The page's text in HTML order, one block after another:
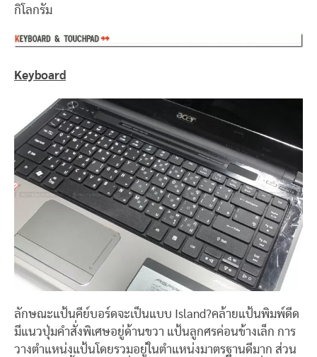
กิโลกรัม
Keyboard
ลักษณะแป้นคีย์บอร์ดจะเป็นแบบ Island?คล้ายแป้นพิมพ์ดีด
มีแนวปุ่มคำสั่งพิเศษอยู่ด้านขวา แป้นลูกศรค่อนข้างเล็ก การ
วางตำแหน่งแป้นโดยรวมอยู่ในตำแหน่งมาตรฐานดีมาก ส่วน